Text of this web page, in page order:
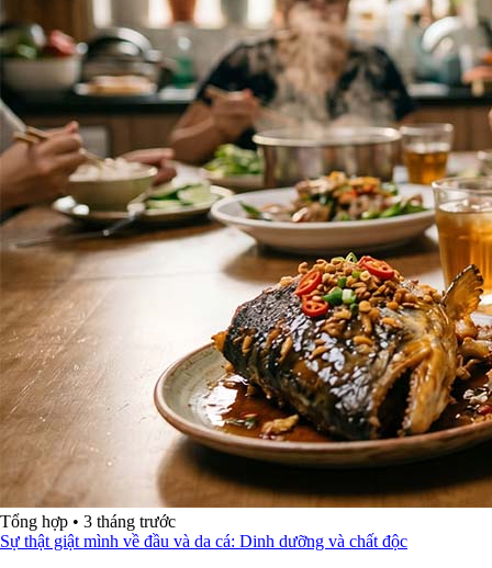
Tổng hợp • 3 tháng trước
Sự thật giật mình về đầu và da cá: Dinh dưỡng và chất độc